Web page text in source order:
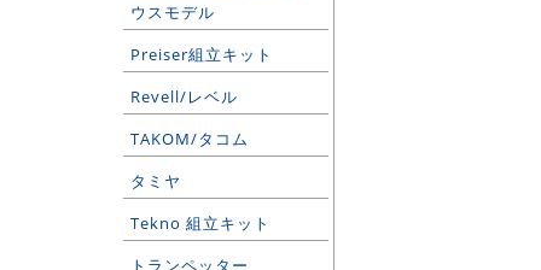
ウスモデル
Preiser組立キット
Revell/レベル
TAKOM/タコム
タミヤ
Tekno 組立キット
トランペッター